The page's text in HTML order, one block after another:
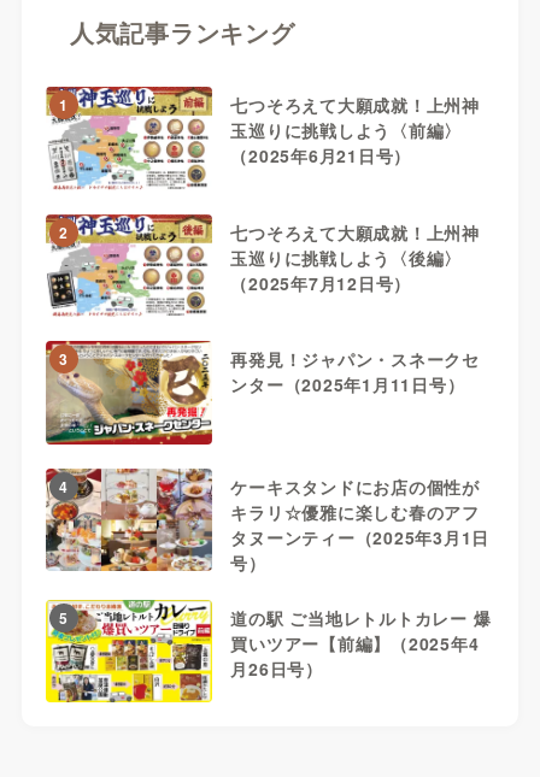
人気記事ランキング
1
七つそろえて大願成就！上州神
玉巡りに挑戦しよう〈前編〉
（2025年6月21日号）
2
七つそろえて大願成就！上州神
玉巡りに挑戦しよう〈後編〉
（2025年7月12日号）
3
再発見！ジャパン・スネークセ
ンター（2025年1月11日号）
4
ケーキスタンドにお店の個性が
キラリ☆優雅に楽しむ春のアフ
タヌーンティー（2025年3月1日
号）
5
道の駅 ご当地レトルトカレー 爆
買いツアー【前編】（2025年4
月26日号）